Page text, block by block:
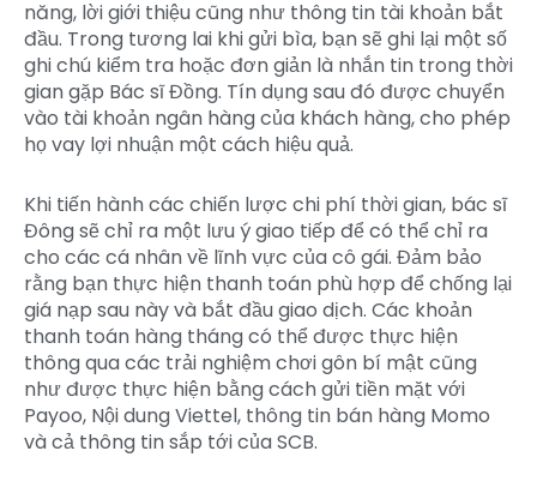
năng, lời giới thiệu cũng như thông tin tài khoản bắt
đầu. Trong tương lai khi gửi bìa, bạn sẽ ghi lại một số
ghi chú kiểm tra hoặc đơn giản là nhắn tin trong thời
gian gặp Bác sĩ Đồng. Tín dụng sau đó được chuyển
vào tài khoản ngân hàng của khách hàng, cho phép
họ vay lợi nhuận một cách hiệu quả.
Khi tiến hành các chiến lược chi phí thời gian, bác sĩ
Đông sẽ chỉ ra một lưu ý giao tiếp để có thể chỉ ra
cho các cá nhân về lĩnh vực của cô gái. Đảm bảo
rằng bạn thực hiện thanh toán phù hợp để chống lại
giá nạp sau này và bắt đầu giao dịch. Các khoản
thanh toán hàng tháng có thể được thực hiện
thông qua các trải nghiệm chơi gôn bí mật cũng
như được thực hiện bằng cách gửi tiền mặt với
Payoo, Nội dung Viettel, thông tin bán hàng Momo
và cả thông tin sắp tới của SCB.